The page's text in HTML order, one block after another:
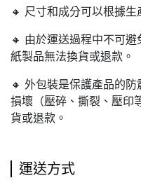
🔸 尺寸和成分可以根據生
🔸 由於運送過程中不可
紙製品無法換貨或退款。
🔸 外包裝是保護產品的
損壞（壓碎、撕裂、壓印
貨或退款。
運送方式